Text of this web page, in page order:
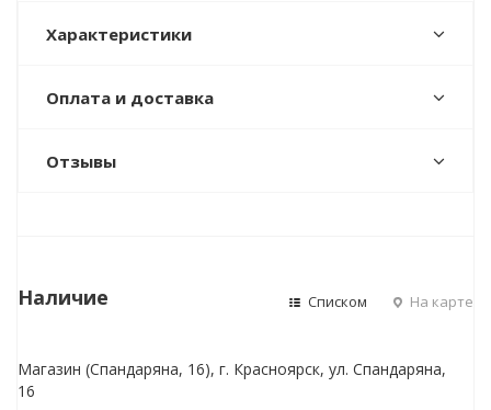
Характеристики
Оплата и доставка
Отзывы
Наличие Списком На карте
Магазин (Спандаряна, 16), г. Красноярск, ул. Спандаряна,
16